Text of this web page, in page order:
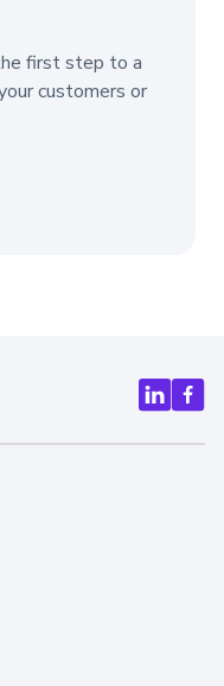
first step to a
customers or